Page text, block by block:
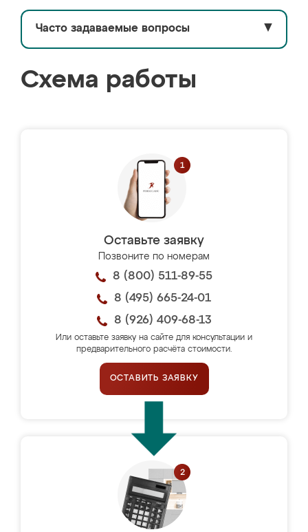
Часто задаваемые вопросы ▼
Схема работы
Оставьте заявку
Позвоните по номерам
8 (800) 511-89-55
8 (495) 665-24-01
8 (926) 409-68-13
Или оставьте заявку на сайте для консультации и
предварительного расчёта стоимости.
ОСТАВИТЬ ЗАЯВКУ